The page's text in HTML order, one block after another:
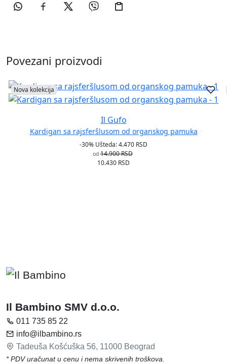
Povezani proizvodi
Nova kolekcija
Il Gufo
Kardigan sa rajsferšlusom od organskog pamuka
-30% Ušteda: 4.470 RSD
od 14.900 RSD
10.430 RSD
Il Bambino SMV d.o.o.
011 735 85 22
info@ilbambino.rs
Tadeuša Košćuška 56, 11000 Beograd
* PDV uračunat u cenu i nema skrivenih troškova.